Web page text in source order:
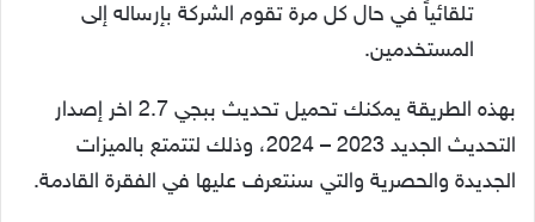
تلقائياً في حال كل مرة تقوم الشركة بإرساله إلى
المستخدمين.
بهذه الطريقة يمكنك تحميل تحديث ببجي 2.7 اخر إصدار
التحديث الجديد 2023 – 2024، وذلك لتتمتع بالميزات
الجديدة والحصرية والتي سنتعرف عليها في الفقرة القادمة.